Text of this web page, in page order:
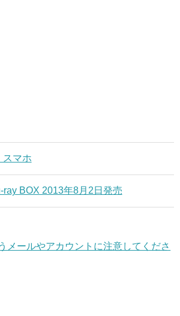
スマホ
ray BOX 2013年8月2日発売
メールやアカウントに注意してくださ